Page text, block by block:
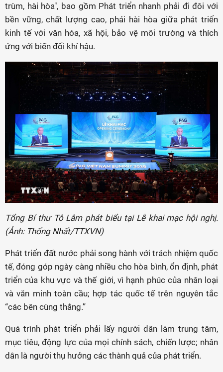
trùm, hài hòa", bao gồm Phát triển nhanh phải đi đôi với
bền vững, chất lượng cao, phải hài hòa giữa phát triển
kinh tế với văn hóa, xã hội, bảo vệ môi trường và thích
ứng với biến đổi khí hậu.
Tổng Bí thư Tô Lâm phát biểu tại Lễ khai mạc hội nghị.
(Ảnh: Thống Nhất/TTXVN)
Phát triển đất nước phải song hành với trách nhiệm quốc
tế, đóng góp ngày càng nhiều cho hòa bình, ổn định, phát
triển của khu vực và thế giới, vì hạnh phúc của nhân loại
và văn minh toàn cầu; hợp tác quốc tế trên nguyên tắc
“các bên cùng thắng.”
Quá trình phát triển phải lấy người dân làm trung tâm,
mục tiêu, động lực của mọi chính sách, chiến lược; nhân
dân là người thụ hưởng các thành quả của phát triển.